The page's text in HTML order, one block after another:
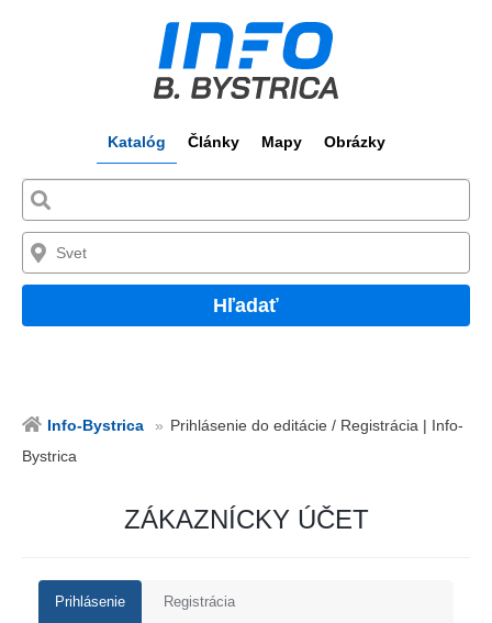
Katalóg Články Mapy Obrázky
Hľadať
Info-Bystrica
Prihlásenie do editácie / Registrácia | Info-
Bystrica
ZÁKAZNÍCKY ÚČET
Prihlásenie Registrácia